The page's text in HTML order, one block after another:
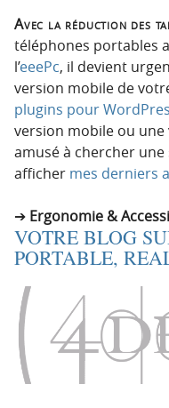
Avec la réduction des
téléphones portables
l’eeePc, il devient
version mobile de
plugins pour
version mobile ou une
amusé à chercher
afficher mes derniers
Ergonomie &
VOTRE BLOG
PORTABLE,